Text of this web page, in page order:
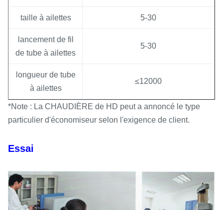
taille à ailettes 5-30
lancement de fil
de tube à ailettes
5-30
longueur de tube
à ailettes
≤12000
*Note : La CHAUDIÈRE de HD peut a annoncé le type
particulier d'économiseur selon l'exigence de client.
Essai